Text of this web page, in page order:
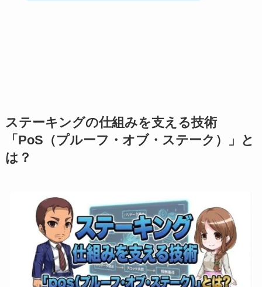
ステーキングの仕組みを支える技術
「PoS（プルーフ・オブ・ステーク）」と
は？